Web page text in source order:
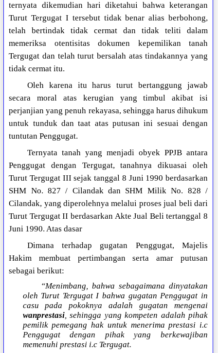
ternyata dikemudian hari diketahui bahwa keterangan
Turut Tergugat I tersebut tidak benar alias berbohong,
telah bertindak tidak cermat dan tidak teliti dalam
memeriksa otentisitas dokumen kepemilikan tanah
Tergugat dan telah turut bersalah atas tindakannya yang
tidak cermat itu.
Oleh karena itu harus turut bertanggung jawab
secara moral atas kerugian yang timbul akibat isi
perjanjian yang penuh rekayasa, sehingga harus dihukum
untuk tunduk dan taat atas putusan ini sesuai dengan
tuntutan Penggugat.
Ternyata tanah yang menjadi obyek PPJB antara
Penggugat dengan Tergugat, tanahnya dikuasai oleh
Turut Tergugat III sejak tanggal 8 Juni 1990 berdasarkan
SHM No. 827 / Cilandak dan SHM Milik No. 828 /
Cilandak, yang diperolehnya melalui proses jual beli dari
Turut Tergugat II berdasarkan Akte Jual Beli tertanggal 8
Juni 1990. Atas dasar
Dimana terhadap gugatan Penggugat, Majelis
Hakim membuat pertimbangan serta amar putusan
sebagai berikut:
“Menimbang, bahwa sebagaimana dinyatakan
oleh Turut Tergugat I bahwa gugatan Penggugat in
casu pada pokoknya adalah gugatan mengenai
wanprestasi, sehingga yang kompeten adalah pihak
pemilik pemegang hak untuk menerima prestasi i.c
Penggugat dengan pihak yang berkewajiban
memenuhi prestasi i.c Tergugat.